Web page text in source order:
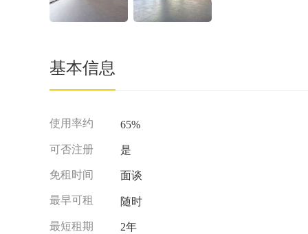
基本信息
使用率约 65%
可否注册 是
免租时间 面谈
最早可租 随时
最短租期 2年